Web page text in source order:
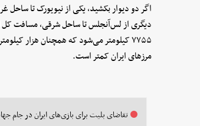
اگر دو دیوار بکشید، یکی از نیویورک تا ساحل
دیگری از لس‌آنجلس تا ساحل شرقی، مسافت کل
۷۷۵۵ کیلومتر می‌شود که همچنان هزار
مرزهای ایران کمتر است.
تقاضای بلیت برای بازی‌های ایران در جام